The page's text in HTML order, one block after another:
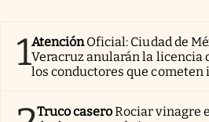
1AtenciónOficial: Ciudad de
Veracruz anularán la licencia
los conductores que cometen
Truco caseroRociar vinagre